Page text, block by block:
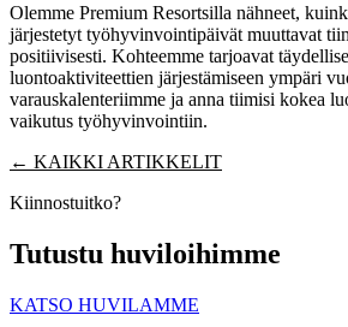
Olemme Premium Resortsilla nähneet,
järjestetyt työhyvinvointipäivät muuttavat
positiivisesti. Kohteemme tarjoavat
luontoaktiviteettien järjestämiseen ympäri
varauskalenteriimme ja anna tiimisi kokea
vaikutus työhyvinvointiin.
← KAIKKI ARTIKKELIT
Kiinnostuitko?
Tutustu huviloihimme
KATSO HUVILAMME